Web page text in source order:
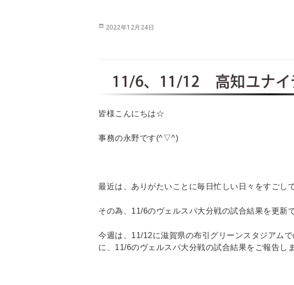
投
2022年12月24日
11/6、11/12 高知ユナイ
皆様こんにちは☆
事務の永野です(^▽^)
最近は、ありがたいことに毎日忙しい日々をすごし
その為、11/6のヴェルスパ大分戦の試合結果を更新
今週は、11/12に滋賀県の布引グリーンスタジアム
に、11/6のヴェルスパ大分戦の試合結果をご報告し